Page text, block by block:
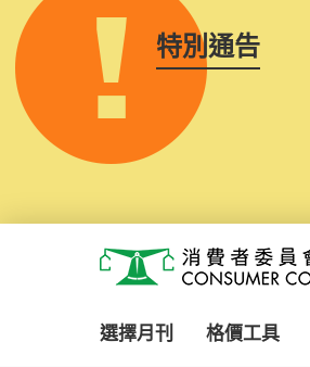
特別通告
消費者委員會
選擇月刊 格價工具